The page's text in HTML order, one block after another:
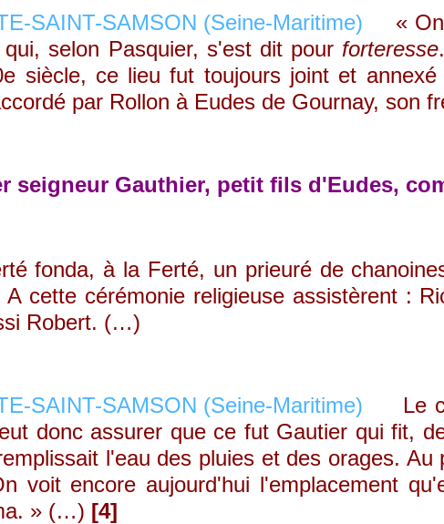
«
qui, selon Pasquier, s'est dit pour forteresse
siècle, ce lieu fut toujours joint et
par Rollon à Eudes de Gournay, son
seigneur Gauthier, petit fils d'Eudes,
fonda, à la Ferté, un prieuré de
cette cérémonie religieuse assistèrent :
Robert. (…)
Le
donc assurer que ce fut Gautier qui fit,
l'eau des pluies et des orages.
voit encore aujourd'hui l'emplacement
» (…) [4]